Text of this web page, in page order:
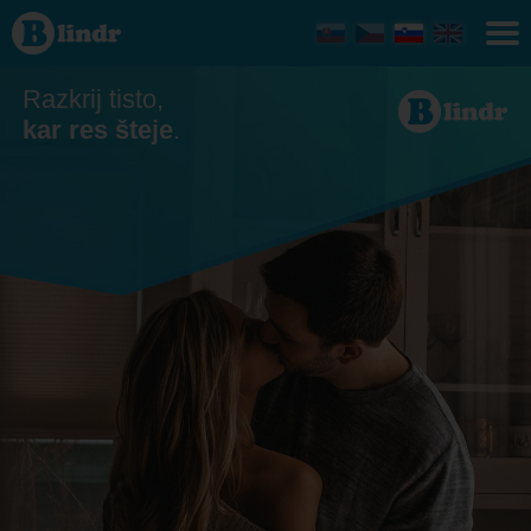
Zmenkovati
Razkrij tisto,
kar res šteje.